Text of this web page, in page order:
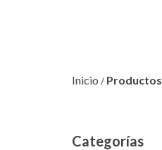
Inicio / Productos
Categorías